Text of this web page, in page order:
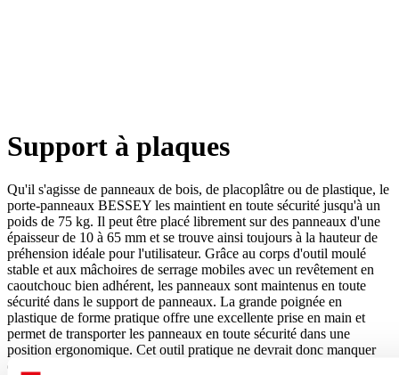
Support à plaques
Qu'il s'agisse de panneaux de bois, de placoplâtre ou de plastique, le
porte-panneaux BESSEY les maintient en toute sécurité jusqu'à un
poids de 75 kg. Il peut être placé librement sur des panneaux d'une
épaisseur de 10 à 65 mm et se trouve ainsi toujours à la hauteur de
préhension idéale pour l'utilisateur. Grâce au corps d'outil moulé
stable et aux mâchoires de serrage mobiles avec un revêtement en
caoutchouc bien adhérent, les panneaux sont maintenus en toute
sécurité dans le support de panneaux. La grande poignée en
plastique de forme pratique offre une excellente prise en main et
permet de transporter les panneaux en toute sécurité dans une
position ergonomique. Cet outil pratique ne devrait donc manquer
dans aucun atelier.